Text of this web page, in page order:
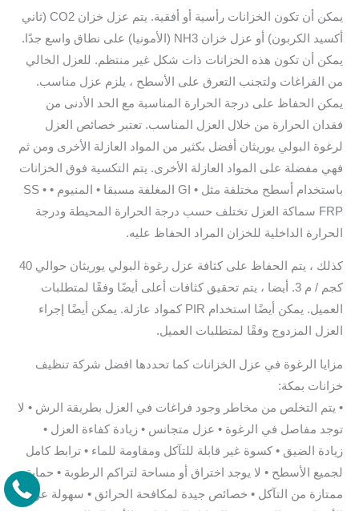
يمكن أن تكون الخزانات رأسية أو أفقية. يتم عزل خزان CO2 (ثاني
أكسيد الكربون) أو عزل خزان NH3 (الأمونيا) على نطاق واسع جدًا.
يمكن أن تكون هذه الخزانات ذات شكل غير منتظم. للعزل الخالي
من الفراغات ولتجنب التعرق على الأسطح ، يلزم عزل مناسب.
يمكن الحفاظ على درجة الحرارة المناسبة مع الحد الأدنى من
فقدان الحرارة من خلال العزل المناسب. تعتبر خصائص العزل
لرغوة البولي يوريثان أفضل بكثير من المواد العازلة الأخرى ومن ثم
فهي مفضلة على المواد العازلة الأخرى. يتم التكسية فوق الخزانات
باستخدام أسطح مختلفة مثل • GI المغلفة مسبقا • المنيوم • SS •
FRP سماكة العزل تختلف حسب درجة الحرارة المحيطة ودرجة
الحرارة الداخلية للخزان المراد الحفاظ عليه.
كذلك ، يتم الحفاظ على كثافة عزل رغوة البولي يوريثان حوالي 40
كجم / م 3. أيضا ، يتم تحقيق كثافات أعلى أيضًا وفقًا لمتطلبات
العميل. يمكن أيضًا استخدام PIR كمواد عازلة. يمكن أيضًا إجراء
العزل المزدوج وفقًا لمتطلبات العميل.
مزايا الرغوة في عزل الخزانات كما تحددها افضل شركة تنظيف
خزانات بمكة:
• يتم التخلص من مخاطر وجود فراغات في العزل بطريقة الرش • لا
توجد مفاصل في الرغوة • عزل متجانس • زيادة كفاءة العزل •
زيادة الضيق • كسوة غير قابلة للتآكل ومقاومة للماء • ترابط كامل
لجميع الأسطح • لا يوجد اختراق أو مساحة لتراكم الرطوبة • حماية
ممتازة من التآكل • خصائص جيدة لمكافحة الحرائق • سهولة عزل